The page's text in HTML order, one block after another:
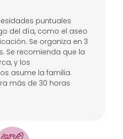
puntuales
del día, como el aseo
Se organiza en 3
Se recomienda que la
y los
asume la familia.
más de 30 horas